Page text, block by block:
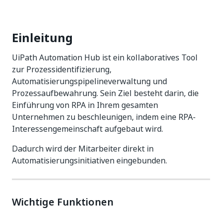
Einleitung
UiPath Automation Hub ist ein kollaboratives Tool
zur Prozessidentifizierung,
Automatisierungspipelineverwaltung und
Prozessaufbewahrung. Sein Ziel besteht darin, die
Einführung von RPA in Ihrem gesamten
Unternehmen zu beschleunigen, indem eine RPA-
Interessengemeinschaft aufgebaut wird.
Dadurch wird der Mitarbeiter direkt in
Automatisierungsinitiativen eingebunden.
Wichtige Funktionen